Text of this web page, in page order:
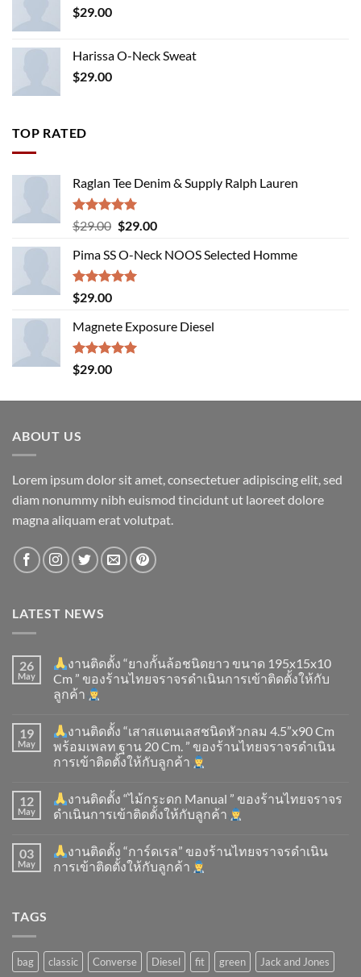
$29.00
Harissa O-Neck Sweat
$29.00
TOP RATED
Raglan Tee Denim & Supply Ralph Lauren
Rated5.00
out of 5
$29.00 Original
was:
$29.00.
$29.00Current
is:
Pima SS O-Neck NOOS Selected Homme
Rated5.00
out of 5
$29.00
Magnete Exposure Diesel
Rated5.00
out of 5
$29.00
ABOUT US
Lorem ipsum dolor sit amet, consectetuer adipiscing elit, sed
diam nonummy nibh euismod tincidunt ut laoreet dolore
magna aliquam erat volutpat.
LATEST NEWS
26
May
งานติดตั้ง “ยางกั้นล้อชนิดยาว ขนาด 195x15x10
Cm ” ของร้านไทยจราจรดำเนินการเข้าติดตั้ง​ให้กับ
ลูกค้า
19
May
งานติดตั้ง “เสาสแตนเลสชนิดหัวกลม 4.5”x90 Cm
พร้อมเพลท ฐาน 20 Cm. ” ของร้านไทยจราจรดำเนิน
การเข้าติดตั้ง​ให้กับลูกค้า
12
May
งานติดตั้ง “ไม้กระดก Manual ” ของร้านไทยจราจร
ดำเนินการเข้าติดตั้ง​ให้กับลูกค้า
03
May
งานติดตั้ง “การ์ดเรล” ของร้านไทยจราจรดำเนิน
การเข้าติดตั้ง​ให้กับลูกค้า
TAGS
bag classic Converse Diesel fit green Jack and Jones